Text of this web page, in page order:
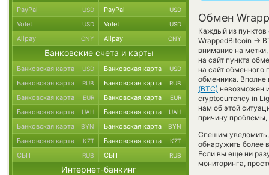
Обмен
Каждый из пунктов
WrappedBitcoin →
внимание на
на сайт пункта
на сайт обменного
обменника. Вполне
(BTC) невозможен
cryptocurrency in
нам об этой
причину
Спешим
обнаружить более
Если вы еще ни
мониторинга,
PayPal USD PayPal USD
Volet USD Volet USD
Alipay CNY Alipay CNY
Банковские счета и карты
Банковская карта USD Банковская карта USD
Банковская карта RUB Банковская карта RUB
Банковская карта EUR Банковская карта EUR
Банковская карта UAH Банковская карта UAH
Банковская карта BYN Банковская карта BYN
Банковская карта KZT Банковская карта KZT
СБП RUB СБП RUB
Интернет-банкинг